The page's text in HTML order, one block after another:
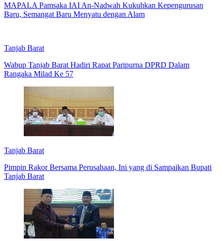
MAPALA Pamsaka IAI An-Nadwah Kukuhkan Kepengurusan
Baru, Semangat Baru Menyatu dengan Alam
Tanjab Barat
Wabup Tanjab Barat Hadiri Rapat Paripurna DPRD Dalam
Rangaka Milad Ke 57
Tanjab Barat
Pimpin Rakor Bersama Perusahaan, Ini yang di Sampaikan Bupati
Tanjab Barat